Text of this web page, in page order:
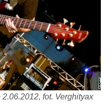
fot. Verghityax